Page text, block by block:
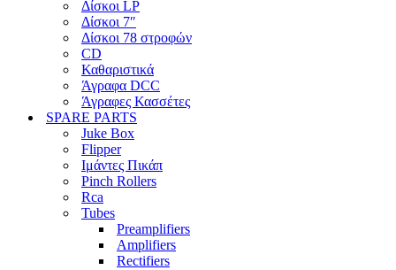
Δίσκοι LP
Δίσκοι 7″
Δίσκοι 78 στροφών
CD
Καθαριστικά
Άγραφα DCC
Άγραφες Κασσέτες
SPARE PARTS
Juke Box
Flipper
Ιμάντες Πικάπ
Pinch Rollers
Rca
Tubes
Preamplifiers
Amplifiers
Rectifiers